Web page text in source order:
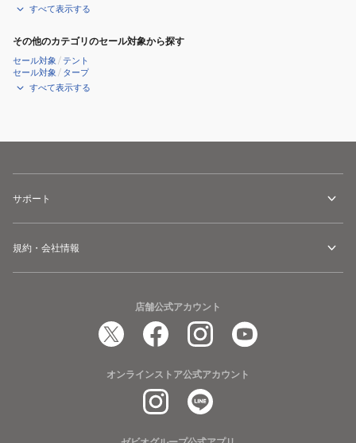
すべて表示する
その他のカテゴリのセール対象から探す
セール対象 /テント
セール対象 / タープ
すべて表示する
サポート
規約・会社情報
店舗公式アカウント
オンラインストア公式アカウント